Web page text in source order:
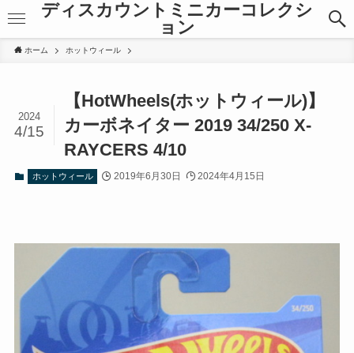
ディスカウントミニカーコレクシ
ョン
ホーム ホットウィール
【HotWheels(ホットウィール)】
カーボネイター 2019 34/250 X-
RAYCERS 4/10
2024
4/15
ホットウィール 2019年6月30日 2024年4月15日